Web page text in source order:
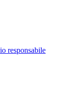
responsabile